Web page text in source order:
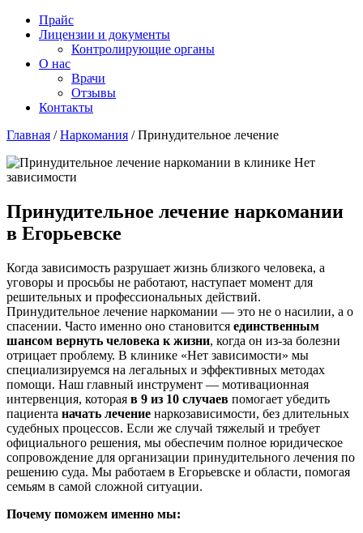
Прайс
Лицензии и документы
Контролирующие органы
О нас
Врачи
Отзывы
Контакты
Главная /Наркомания /Принудительное лечение
Принудительное лечение наркомании
в Егорьевске
Когда зависимость разрушает жизнь близкого человека, а
уговоры и просьбы не работают, наступает момент для
решительных и профессиональных действий.
Принудительное лечение наркомании — это не о насилии, а о
спасении. Часто именно оно становится единственным
шансом вернуть человека к жизни, когда он из-за болезни
отрицает проблему. В клинике «Нет зависимости» мы
специализируемся на легальных и эффективных методах
помощи. Наш главный инструмент — мотивационная
интервенция, которая в 9 из 10 случаев помогает убедить
пациента начать лечение наркозависимости, без длительных
судебных процессов. Если же случай тяжелый и требует
официального решения, мы обеспечим полное юридическое
сопровождение для организации принудительного лечения по
решению суда. Мы работаем в Егорьевске и области, помогая
семьям в самой сложной ситуации.
Почему поможем именно мы: